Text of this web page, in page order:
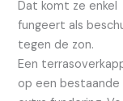
Dat komt ze enkel
fungeert als
tegen de zon.
Een
op een